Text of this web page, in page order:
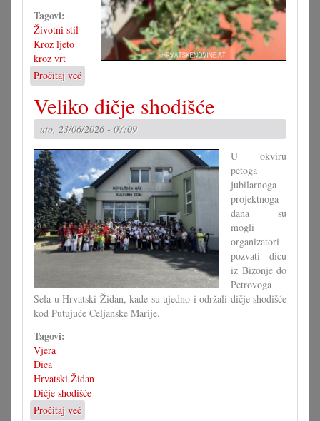
Tagovi:
Životni stil
Kroz ljeto
kroz vrt
Pročitaj već
Rože
i
druge
kraljice
vrta
Veliko dičje shodišće
uto, 23/06/2026 - 07:09
U okviru
petoga
jubilarnoga
projektnoga
dana su
mogli
organizatori
pozvati dicu
iz Bizonje do
Petrovoga
Sela u Hrvatski Židan, kade su ujedno i održali dičje shodišće
kod Putujuće Celjanske Marije.
Tagovi:
Vjera
Dica
Hrvatski Židan
Dičje shodišće
Pročitaj već